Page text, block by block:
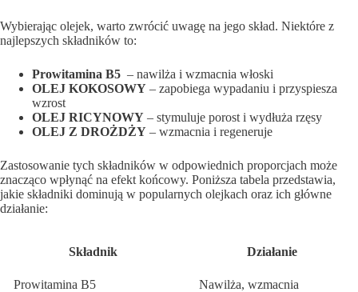
Wybierając olejek, warto zwrócić uwagę na jego skład. Niektóre z
najlepszych składników to:‍
Prowitamina B5 ‌ – nawilża ⁢i ‌wzmacnia włoski
OLEJ KOKOSOWY – zapobiega wypadaniu i⁢ przyspiesza
wzrost
OLEJ RICYNOWY – stymuluje porost⁢ i ‍wydłuża rzęsy
OLEJ Z DROŻDŻY – wzmacnia i regeneruje
Zastosowanie tych ‌składników w odpowiednich proporcjach może
znacząco wpłynąć na efekt ⁣końcowy. Poniższa tabela przedstawia,
jakie składniki ‍dominują w popularnych olejkach oraz ich główne ​
działanie:
Składnik Działanie
Prowitamina B5 Nawilża, wzmacnia